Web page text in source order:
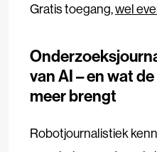
Gratis toegang,wel
van AI – en wat
meer brengt
Robotjournalistiek